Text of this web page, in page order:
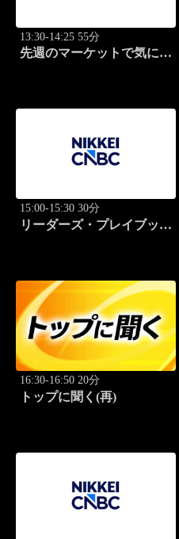
13:30-14:25 55分
先週のマーケットで気にな
15:00-15:30 30分
リーダーズ・プレイブック
16:30-16:50 20分
トップに聞く(再)